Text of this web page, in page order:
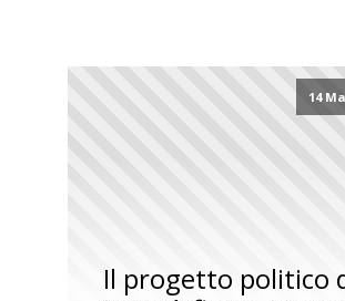
14
Il progetto politico